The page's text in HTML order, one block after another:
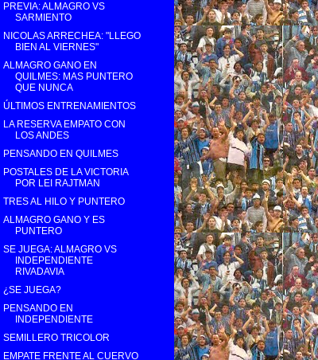
PREVIA: ALMAGRO VS
SARMIENTO
NICOLAS ARRECHEA: "LLEGO
BIEN AL VIERNES"
ALMAGRO GANO EN
QUILMES: MAS PUNTERO
QUE NUNCA
ÚLTIMOS ENTRENAMIENTOS
LA RESERVA EMPATO CON
LOS ANDES
PENSANDO EN QUILMES
POSTALES DE LA VICTORIA
POR LEI RAJTMAN
TRES AL HILO Y PUNTERO
ALMAGRO GANO Y ES
PUNTERO
SE JUEGA: ALMAGRO VS
INDEPENDIENTE
RIVADAVIA
¿SE JUEGA?
PENSANDO EN
INDEPENDIENTE
SEMILLERO TRICOLOR
EMPATE FRENTE AL CUERVO